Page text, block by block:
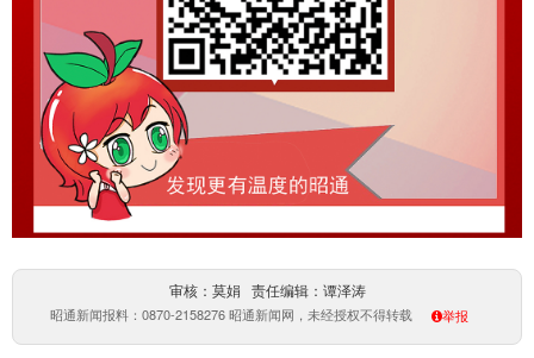
审核：莫娟 责任编辑：谭泽涛
昭通新闻报料：0870-2158276 昭通新闻网，未经授权不得转载 举报